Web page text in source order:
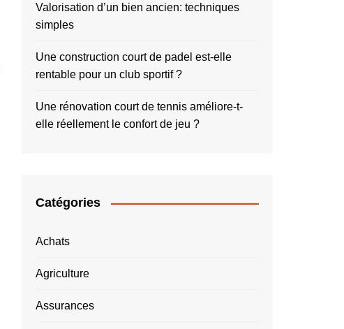
Valorisation d’un bien ancien: techniques
simples
Une construction court de padel est-elle
rentable pour un club sportif ?
Une rénovation court de tennis améliore-t-
elle réellement le confort de jeu ?
Catégories
Achats
Agriculture
Assurances